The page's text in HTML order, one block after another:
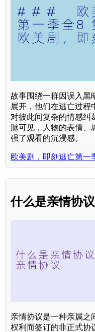
故事围绕一群因误入黑
展开，他们在逃亡过程
对彼此间复杂的情感纠
脉可见，人物的表情、
强了观看的沉浸感。
欧美剧，即刻逃亡第一
什么是亲情协
亲情协议是一种亲属之
权利而签订的非正式协